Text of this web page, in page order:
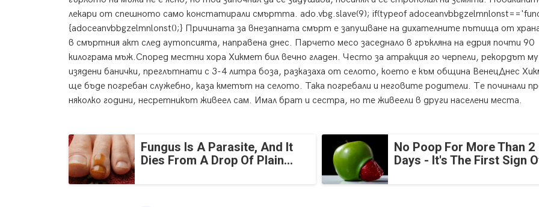
лекари от спешното само констатирали смъртта. ado.vbg.slave(9); if(typeof
{adoceanvbbgzelmnlonst();} Причината за внезапната смърт е запушване на дихателните пътища от
в смъртния акт след аутопсията, направена днес. Парчето месо заседнало в гръкляна на едрия почти 90
килограма мъж.Според местни хора Хикмет бил вечно гладен. Често за атракция го черпели, рекордът му
изядени банички, преглътнати с 3-4 литра боза, разказаха от селото, което е към община ВенецДнес
ще бъде погребан служебно, каза кметът на селото. Така погребали и неговите родители. Те починали
няколко години, несретникът живеел сам. Имал брат и сестра, но те живеели в други населени места.
Fungus Is A Parasite, And It
Dies From A Drop Of Plain...
No Poop For More Than 2
Days - It's The First Sign